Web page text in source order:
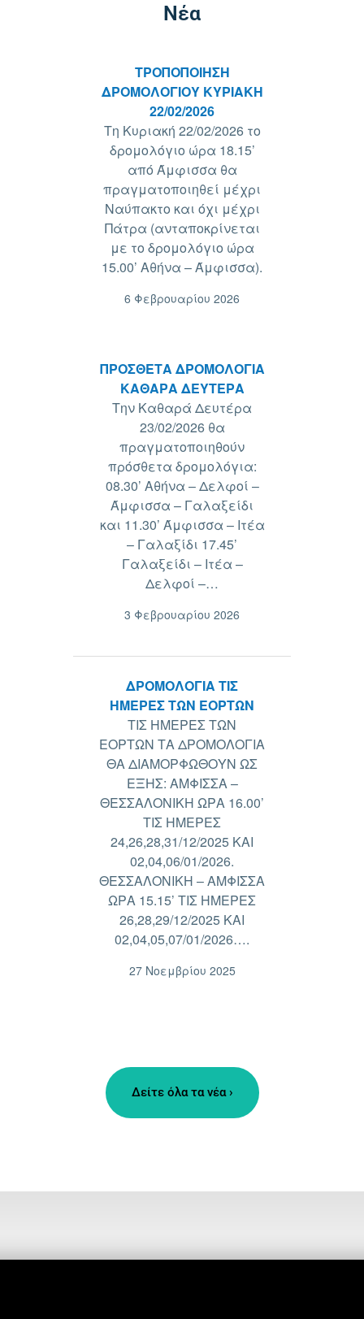
Νέα
ΤΡΟΠΟΠΟΙΗΣΗ
ΔΡΟΜΟΛΟΓΙΟΥ ΚΥΡΙΑΚΗ
22/02/2026
Τη Κυριακή 22/02/2026 το
δρομολόγιο ώρα 18.15’
από Άμφισσα θα
πραγματοποιηθεί μέχρι
Ναύπακτο και όχι μέχρι
Πάτρα (ανταποκρίνεται
με το δρομολόγιο ώρα
15.00’ Αθήνα – Άμφισσα).
6 Φεβρουαρίου 2026
ΠΡΟΣΘΕΤΑ ΔΡΟΜΟΛΟΓΙΑ
ΚΑΘΑΡΑ ΔΕΥΤΕΡΑ
Την Καθαρά Δευτέρα
23/02/2026 θα
πραγματοποιηθούν
πρόσθετα δρομολόγια:
08.30’ Αθήνα – Δελφοί –
Άμφισσα – Γαλαξείδι
και 11.30’ Άμφισσα – Ιτέα
– Γαλαξίδι 17.45’
Γαλαξείδι – Ιτέα –
Δελφοί –…
3 Φεβρουαρίου 2026
ΔΡΟΜΟΛΟΓΙΑ ΤΙΣ
ΗΜΕΡΕΣ ΤΩΝ ΕΟΡΤΩΝ
ΤΙΣ ΗΜΕΡΕΣ ΤΩΝ
ΕΟΡΤΩΝ ΤΑ ΔΡΟΜΟΛΟΓΙΑ
ΘΑ ΔΙΑΜΟΡΦΩΘΟΥΝ ΩΣ
ΕΞΗΣ: ΑΜΦΙΣΣΑ –
ΘΕΣΣΑΛΟΝΙΚΗ ΩΡΑ 16.00’
ΤΙΣ ΗΜΕΡΕΣ
24,26,28,31/12/2025 ΚΑΙ
02,04,06/01/2026.
ΘΕΣΣΑΛΟΝΙΚΗ – ΑΜΦΙΣΣΑ
ΩΡΑ 15.15’ ΤΙΣ ΗΜΕΡΕΣ
26,28,29/12/2025 ΚΑΙ
02,04,05,07/01/2026….
27 Νοεμβρίου 2025
Δείτε όλα τα νέα ›